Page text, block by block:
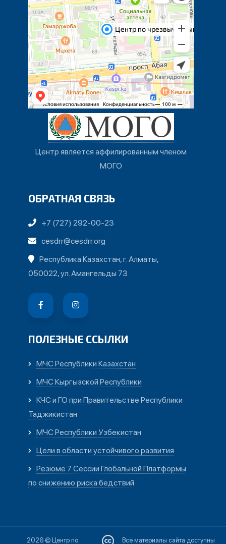
Центр является аффилированным членом
МОГО
ОБРАТНАЯ СВЯЗЬ
+7 (727) 292-00-23
cesdrr@cesdrr.org
Республика Казахстан, г. Алматы,
050022, ул. Амангельды 73
ПОЛЕЗНЫЕ ССЫЛКИ
МЧС Республики Казахстан
МЧС Кыргызской Республики
КЧС и ГО при Правительстве Республики
Таджикистан
МЧС Республики Узбекистан
Цели в области устойчивого развития
Резюме 7 Сессии Глобальной Платформы
по снижению риска бедствий
2026 © Центр по Все материалы сайта доступны